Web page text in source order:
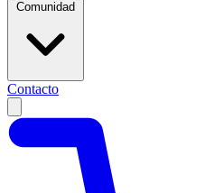
Comunidad
Contacto